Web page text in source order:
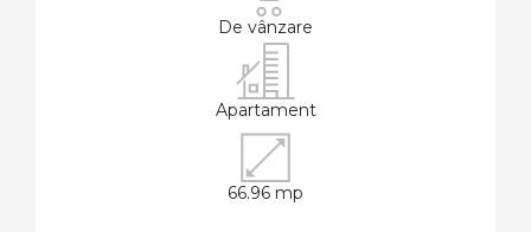
De vânzare
Apartament
66.96 mp